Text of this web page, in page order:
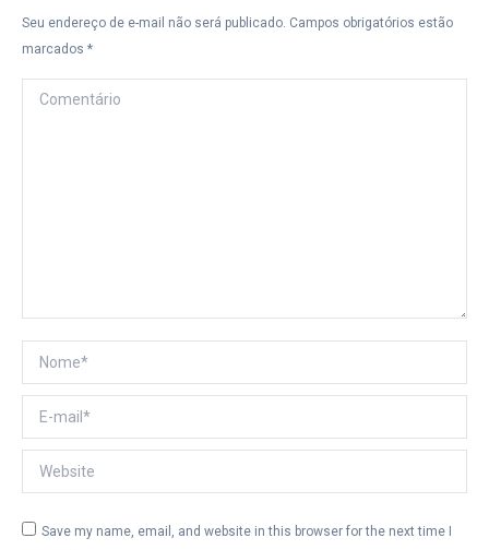
Seu endereço de e-mail não será publicado. Campos obrigatórios estão
marcados *
Comentário
Nome *
E-mail *
Website
Save my name, email, and website in this browser for the next time I